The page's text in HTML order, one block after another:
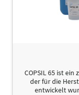
COPSIL 65 ist
der für die
entwickelt